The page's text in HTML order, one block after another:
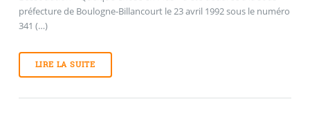
préfecture de Boulogne-Billancourt le 23 avril 1992 sous le numéro
341 (…)
LIRE LA SUITE